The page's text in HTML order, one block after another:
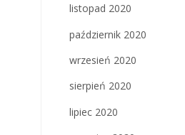
listopad 2020
październik 2020
wrzesień 2020
sierpień 2020
lipiec 2020